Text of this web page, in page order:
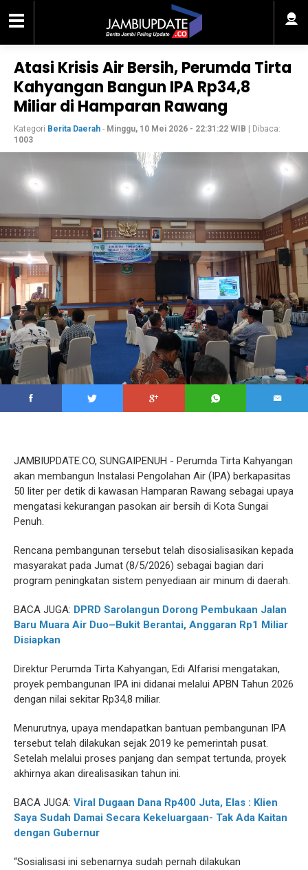
Atasi Krisis Air Bersih, Perumda Tirta
Kahyangan Bangun IPA Rp34,8
Miliar di Hamparan Rawang
Kategori Berita Daerah - Minggu, 10 Mei 2026 - 22:31:22 WIB | Dibaca:
1003
JAMBIUPDATE.CO, SUNGAIPENUH - Perumda Tirta Kahyangan
akan membangun Instalasi Pengolahan Air (IPA) berkapasitas
50 liter per detik di kawasan Hamparan Rawang sebagai upaya
mengatasi kekurangan pasokan air bersih di Kota Sungai
Penuh.
Rencana pembangunan tersebut telah disosialisasikan kepada
masyarakat pada Jumat (8/5/2026) sebagai bagian dari
program peningkatan sistem penyediaan air minum di daerah.
BACA JUGA: DPRD Sarolangun Dorong Pembukaan Jalan
Baru Muara Air Duo–Bukit Berantai, Anggaran Rp1 Miliar
Disiapkan
Direktur Perumda Tirta Kahyangan, Edi Alfarisi mengatakan,
proyek pembangunan IPA ini didanai melalui APBN Tahun 2026
dengan nilai sekitar Rp34,8 miliar.
Menurutnya, upaya mendapatkan bantuan pembangunan IPA
tersebut telah dilakukan sejak 2019 ke pemerintah pusat.
Setelah melalui proses panjang dan sempat tertunda, proyek
akhirnya akan direalisasikan tahun ini.
BACA JUGA: Viral Dugaan Dana Rp400 Juta, Elas : Klien
Saya Sudah Damai Secara Kekeluargaan- Tak Ada Kaitan
dengan Gubernur
“Sosialisasi ini sebenarnya sudah pernah dilakukan